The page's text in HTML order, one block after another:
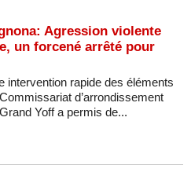
Agression violente
un forcené arrêté pour
intervention rapide des éléments
d’arrondissement
Yoff a permis de...